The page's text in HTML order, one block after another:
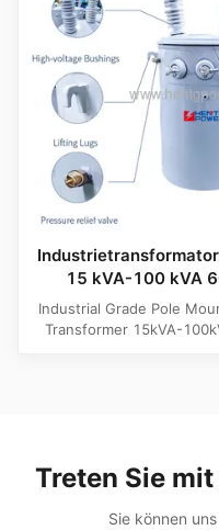
15 kVA-100 kVA
Industrial Grade Pole
Transformer 15kVA-
Frequency 60Hz Phase
Treten Sie
Sie können